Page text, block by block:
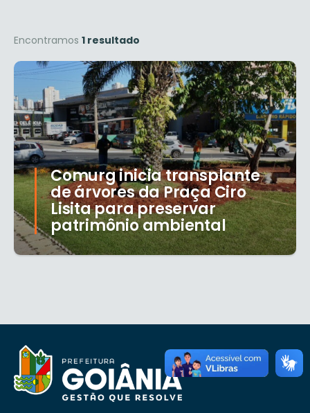
Encontramos 1 resultado
Comurg inicia transplante
de árvores da Praça Ciro
Lisita para preservar
patrimônio ambiental